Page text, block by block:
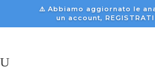
⚠️ Abbiamo aggiornato le
un account, REGISTRATI
U